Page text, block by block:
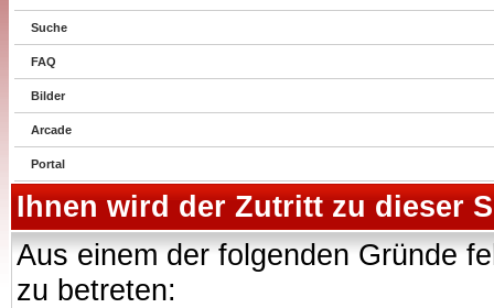
Suche
FAQ
Bilder
Arcade
Portal
Ihnen wird der Zutritt zu dieser
Aus einem der folgenden Gründe
zu betreten: